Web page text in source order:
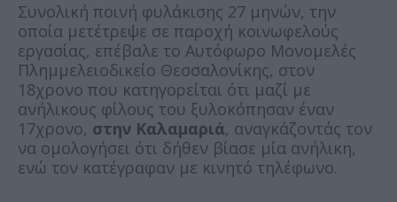
Συνολική ποινή φυλάκισης 27 μηνών, την
οποία μετέτρεψε σε παροχή κοινωφελούς
εργασίας, επέβαλε το Αυτόφωρο Μονομελές
Πλημμελειοδικείο Θεσσαλονίκης, στον
18χρονο που κατηγορείται ότι μαζί με
ανήλικους φίλους του ξυλοκόπησαν έναν
17χρονο, στην Καλαμαριά, αναγκάζοντάς τον
να ομολογήσει ότι δήθεν βίασε μία ανήλικη,
ενώ τον κατέγραφαν με κινητό τηλέφωνο.